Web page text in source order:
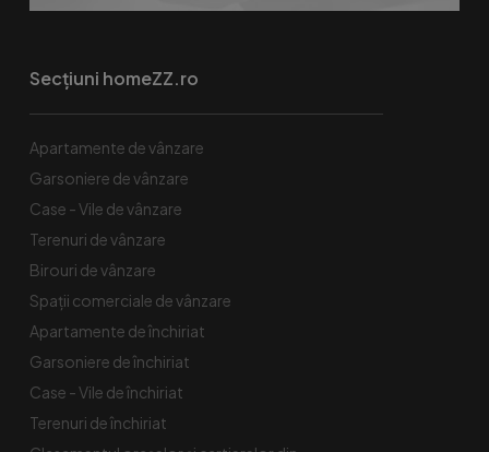
Secțiuni homeZZ.ro
Apartamente de vânzare
Garsoniere de vânzare
Case - Vile de vânzare
Terenuri de vânzare
Birouri de vânzare
Spaţii comerciale de vânzare
Apartamente de închiriat
Garsoniere de închiriat
Case - Vile de închiriat
Terenuri de închiriat